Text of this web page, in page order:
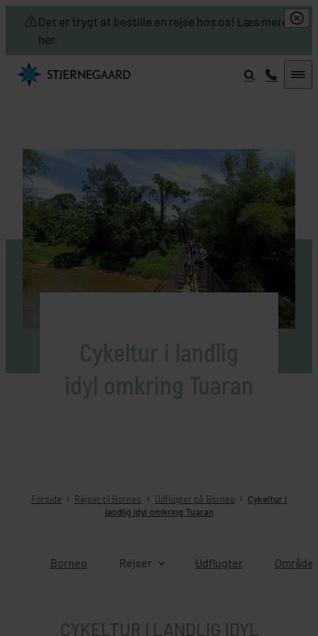
Det er trygt at bestille en rejse hos os! Læs mere
her.
Skip to main content
Cykeltur i landlig
idyl omkring Tuaran
Forside Rejser til Borneo Udflugter på Borneo
Cykeltur i
landlig idyl omkring Tuaran
Borneo Rejser Udflugter
CYKELTUR I LANDLIG IDYL